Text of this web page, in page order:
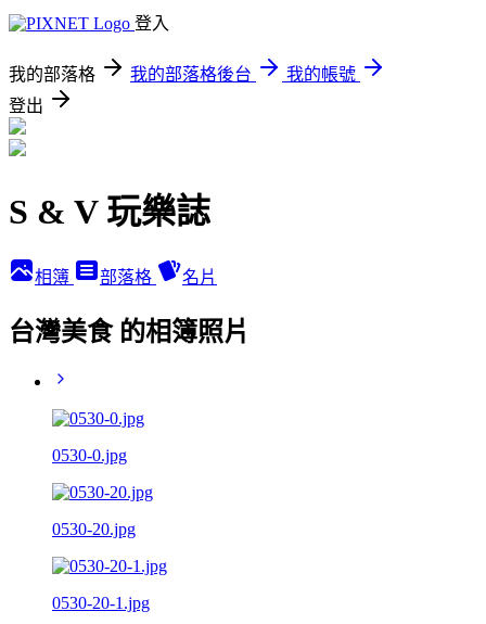
登入
我的部落格 我的部落格後台
我的帳號
登出
S & V 玩樂誌
相簿 部落格 名片
台灣美食 的相簿照片
0530-0.jpg
0530-20.jpg
0530-20-1.jpg